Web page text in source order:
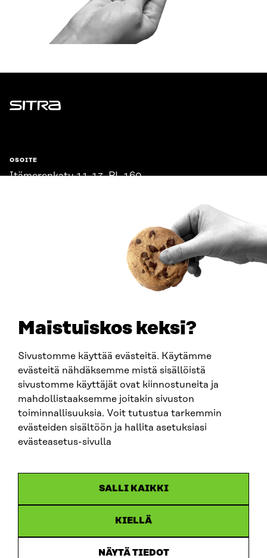
Maistuiskos keksi?
Sivustomme käyttää evästeitä. Käytämme
evästeitä nähdäksemme mistä sisällöistä
sivustomme käyttäjät ovat kiinnostuneita ja
mahdollistaaksemme joitakin sivuston
toiminnallisuuksia. Voit tutustua tarkemmin
evästeiden sisältöön ja hallita asetuksiasi
evästeasetus-sivulla
SALLI KAIKKI
KIELLÄ
NÄYTÄ TIEDOT
Sitra
OSOITE
Itämerenkatu 11-13, PL 160,
SITRA SOSIAALISESSA MEDIASSA
LinkedIn
Instagram
YouTube